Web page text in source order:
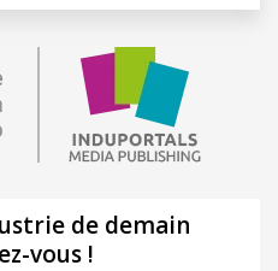
de demain
vous !